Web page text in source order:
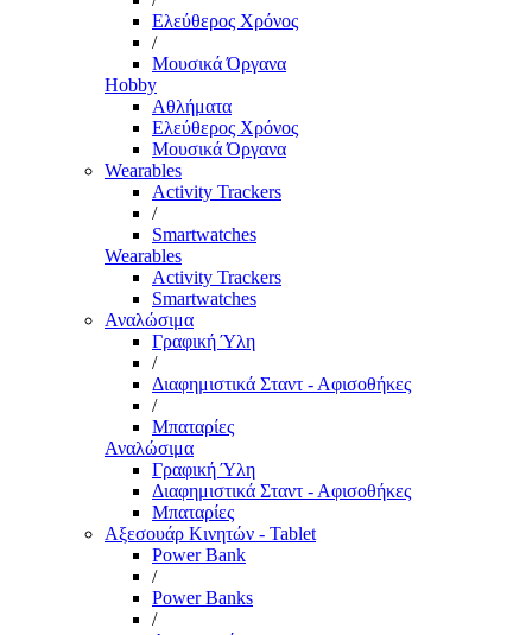
Ελεύθερος Χρόνος
/
Μουσικά Όργανα
Hobby
Αθλήματα
Ελεύθερος Χρόνος
Μουσικά Όργανα
Wearables
Activity Trackers
/
Smartwatches
Wearables
Activity Trackers
Smartwatches
Αναλώσιμα
Γραφική Ύλη
/
Διαφημιστικά Σταντ - Αφισοθήκες
/
Μπαταρίες
Αναλώσιμα
Γραφική Ύλη
Διαφημιστικά Σταντ - Αφισοθήκες
Μπαταρίες
Αξεσουάρ Κινητών - Tablet
Power Bank
/
Power Banks
/